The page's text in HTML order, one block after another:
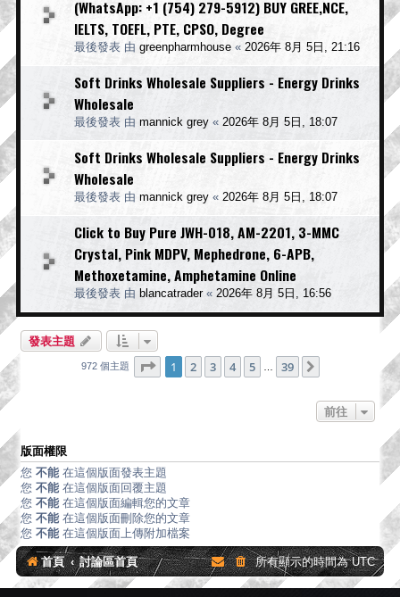
(WhatsApp: +1 (754) 279-5912) BUY GREE,NCE,
IELTS, TOEFL, PTE, CPSO, Degree
最後發表 由 greenpharmhouse « 2026年 8月 5日, 21:16
Soft Drinks Wholesale Suppliers - Energy Drinks
Wholesale
最後發表 由 mannick grey « 2026年 8月 5日, 18:07
Soft Drinks Wholesale Suppliers - Energy Drinks
Wholesale
最後發表 由 mannick grey « 2026年 8月 5日, 18:07
Click to Buy Pure JWH-018, AM-2201, 3-MMC
Crystal, Pink MDPV, Mephedrone, 6-APB,
Methoxetamine, Amphetamine Online
最後發表 由 blancatrader« 2026年 8月 5日, 16:56
發表主題
972 個主題 第 1 頁 (共39 頁)
1 2 3 4 5 39
前往
版面權限
您 不能 在這個版面發表主題
您 不能 在這個版面回覆主題
您 不能 在這個版面編輯您的文章
您 不能 在這個版面刪除您的文章
您 不能 在這個版面上傳附加檔案
首頁 討論區首頁 所有顯示的時間為UTC